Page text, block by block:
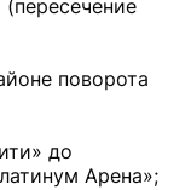
поворота
до
Арена»;